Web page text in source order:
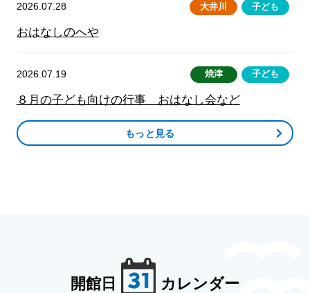
2026.07.28 大井川 子ども
おはなしのへや
2026.07.19 焼津 子ども
８月の子ども向けの行事 おはなし会など
もっと見る
開館日 カレンダー